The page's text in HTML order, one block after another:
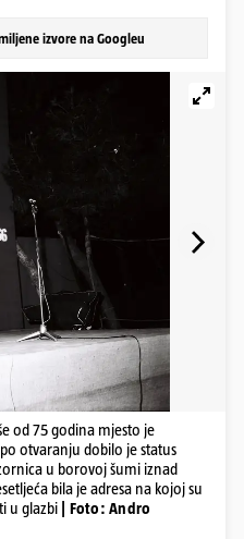
izvore na Googleu
od 75 godina mjesto je
otvaranju dobilo je status
u borovoj šumi iznad
bila je adresa na kojoj su
u glazbi
| Foto: Andro